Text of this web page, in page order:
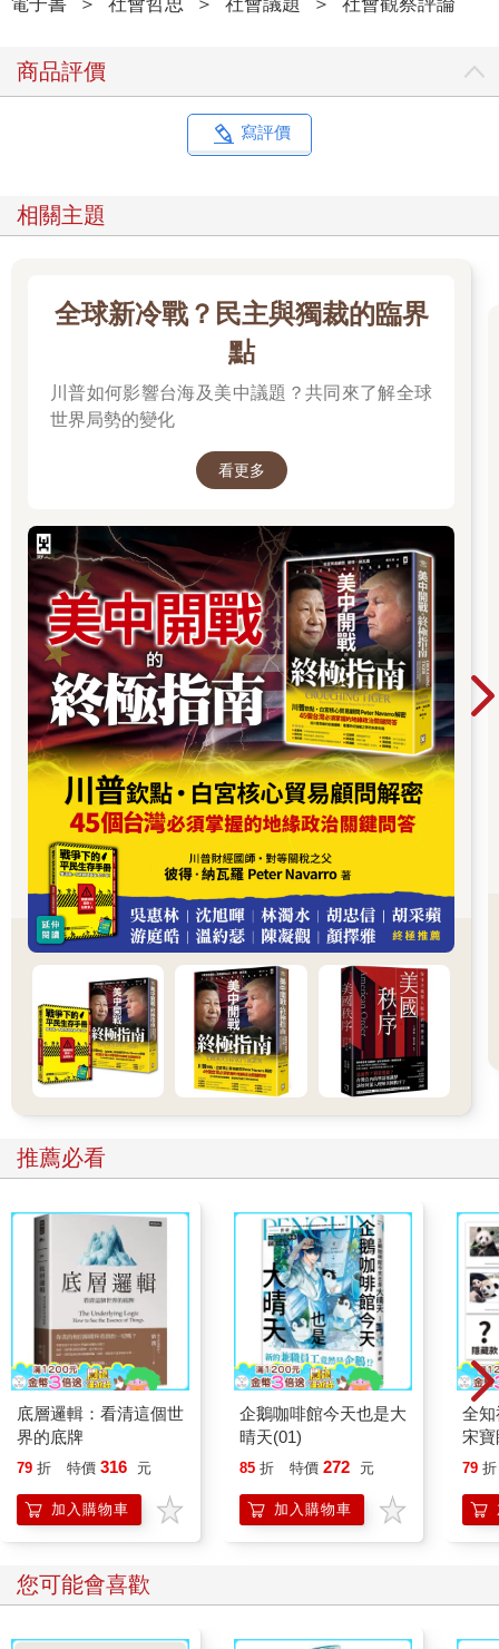
商品評價
寫評價
相關主題
全球新冷戰？民主與獨裁的臨界
點
川普如何影響台海及美中議題？共同來了解全球
世界局勢的變化
看更多
推薦必看
底層邏輯：看清這個世
界的底牌
79 折 特價 316 元
加入購物車
企鵝咖啡館今天也是大
晴天(01)
85 折 特價 272 元
加入購物車
全
宋
日
79 折
您可能會喜歡